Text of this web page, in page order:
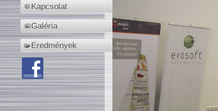
Kapcsolat
Galéria
Eredmények